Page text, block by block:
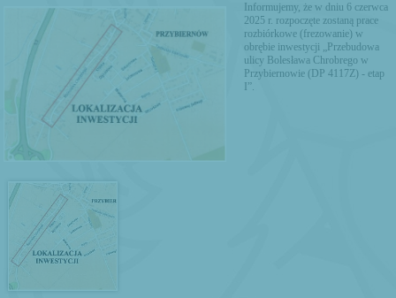
Informujemy, że w dniu 6 czerwca
2025 r. rozpoczęte zostaną prace
rozbiórkowe (frezowanie) w
obrębie inwestycji „Przebudowa
ulicy Bolesława Chrobrego w
Przybiernowie (DP 4117Z) - etap
I”.